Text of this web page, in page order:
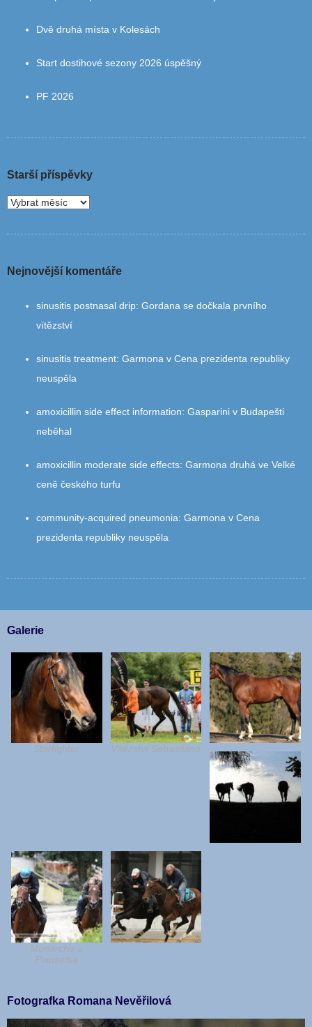
Dvě druhá místa v Kolesách
Start dostihové sezony 2026 úspěšný
PF 2026
Starší příspěvky
Nejnovější komentáře
sinusitis postnasal drip: Gordana se dočkala prvního
vítězství
sinusitis treatment: Garmona v Cena prezidenta republiky
neuspěla
amoxicillin side effect information: Gasparini v Budapešti
neběhal
amoxicillin moderate side effects: Garmona druhá ve Velké
ceně českého turfu
community‑acquired pneumonia: Garmona v Cena
prezidenta republiky neuspěla
Galerie
Starfighter Vítězství Sebastiano
Monarcho a
Poinsettia
Fotografka Romana Nevěřilová